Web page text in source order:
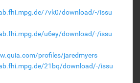
7vk0/download/-/issu
u6ey/download/-/issu
profiles/jaredmyers
21bq/download/-/issu